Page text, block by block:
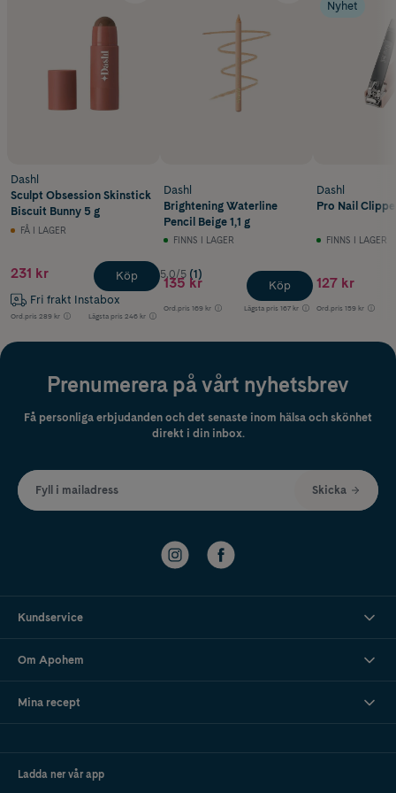
Dashl
Sculpt Obsession Skinstick
Biscuit Bunny 5 g
FÅ I LAGER
231 kr
Fri frakt Instabox
Ord.pris 289 kr Lägsta pris 246 kr
Köp
Dashl
Brightening Waterline
Pencil Beige 1,1 g
FINNS I LAGER
5.0/5 (1)
135 kr
Ord.pris 169 kr Lägsta pris 167 kr
Köp
Nyhet
Dashl
Pro Nail
FINNS I LAGER
127 kr
Ord.pris 159 kr
Prenumerera på vårt nyhetsbrev
Få personliga erbjudanden och det senaste inom hälsa och skönhet
direkt i din inbox.
Fyll i mailadress Skicka
Kundservice
Om Apohem
Mina recept
Ladda ner vår app